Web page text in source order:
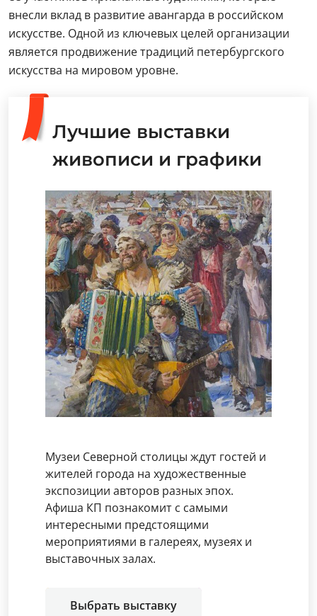
внесли вклад в развитие авангарда в российском
искусстве. Одной из ключевых целей организации
является продвижение традиций петербургского
искусства на мировом уровне.
Лучшие выставки
живописи и графики
Музеи Северной столицы ждут гостей и
жителей города на художественные
экспозиции авторов разных эпох.
Афиша КП познакомит с самыми
интересными предстоящими
мероприятиями в галереях, музеях и
выставочных залах.
Выбрать выставку